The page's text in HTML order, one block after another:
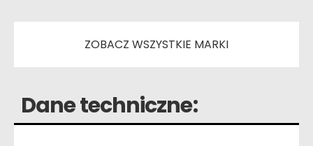
ZOBACZ WSZYSTKIE MARKI
Dane techniczne: